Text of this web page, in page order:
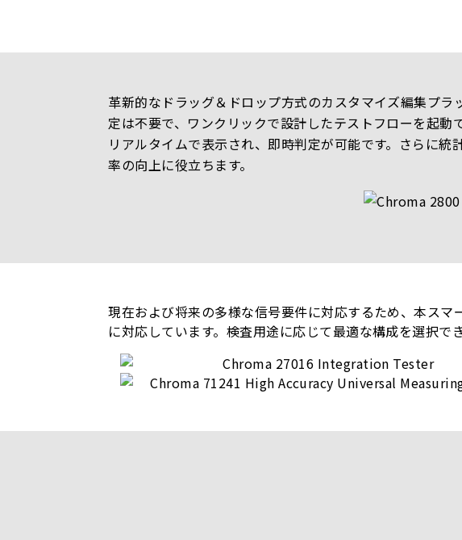
革新的なドラッグ＆ドロップ方式のカスタマイズ編集プ
定は不要で、ワンクリックで設計したテストフローを起
リアルタイムで表示され、即時判定が可能です。さらに
率の向上に役立ちます。
現在および将来の多様な信号要件に対応するため、本ス
に対応しています。検査用途に応じて最適な構成を選択でき